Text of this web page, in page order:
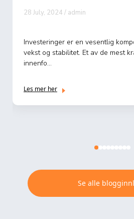
for finansiell
prinsippene
I det norske
renteutgifter
Se alle